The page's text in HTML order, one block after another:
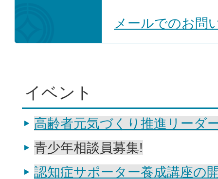
メールでのお問
イベント
高齢者元気づくり推進リーダ
青少年相談員募集!
認知症サポーター養成講座の